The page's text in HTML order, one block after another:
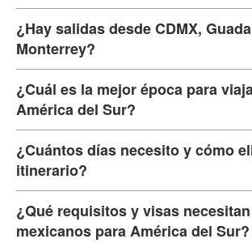
¿Hay salidas desde CDMX,
Monterrey?
¿Cuál es la mejor época para
América del Sur?
¿Cuántos días necesito y cómo
itinerario?
¿Qué requisitos y visas
mexicanos para América del Sur?